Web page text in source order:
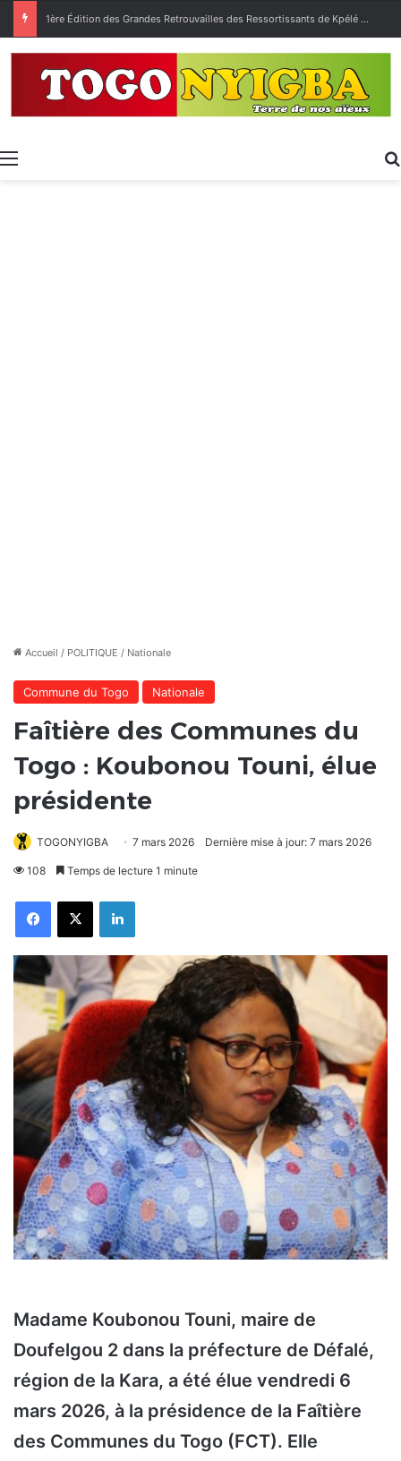
1ère Édition des Grandes Retrouvailles des Ressortissants de Kpélé Govié Apégamé / Sokpé
Menu
Accueil / POLITIQUE / Nationale
Commune du Togo Nationale
Faîtière des Communes du
Togo : Koubonou Touni, élue
présidente
TOGONYIGBA 7 mars 2026 Dernière mise à jour: 7 mars 2026
108 Temps de lecture 1 minute
FacebookX Linkedin
Madame Koubonou Touni, maire de
Doufelgou 2 dans la préfecture de Défalé,
région de la Kara, a été élue vendredi 6
mars 2026, à la présidence de la Faîtière
des Communes du Togo (FCT). Elle